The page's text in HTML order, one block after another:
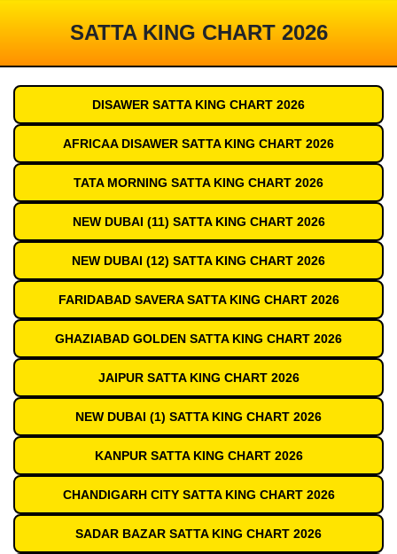
SATTA KING CHART 2026
DISAWER SATTA KING CHART 2026
AFRICAA DISAWER SATTA KING CHART 2026
TATA MORNING SATTA KING CHART 2026
NEW DUBAI (11) SATTA KING CHART 2026
NEW DUBAI (12) SATTA KING CHART 2026
FARIDABAD SAVERA SATTA KING CHART 2026
GHAZIABAD GOLDEN SATTA KING CHART 2026
JAIPUR SATTA KING CHART 2026
NEW DUBAI (1) SATTA KING CHART 2026
KANPUR SATTA KING CHART 2026
CHANDIGARH CITY SATTA KING CHART 2026
SADAR BAZAR SATTA KING CHART 2026